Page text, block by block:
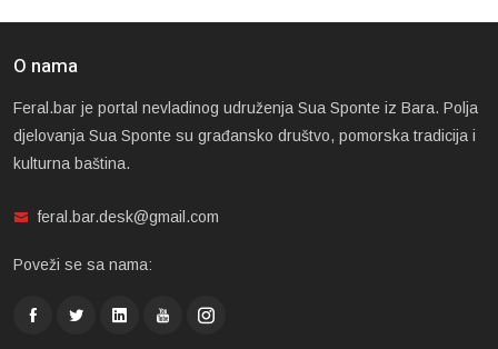
O nama
Feral.bar je portal nevladinog udruženja Sua Sponte iz Bara. Polja
djelovanja Sua Sponte su građansko društvo, pomorska tradicija i
kulturna baština.
feral.bar.desk@gmail.com
Poveži se sa nama: